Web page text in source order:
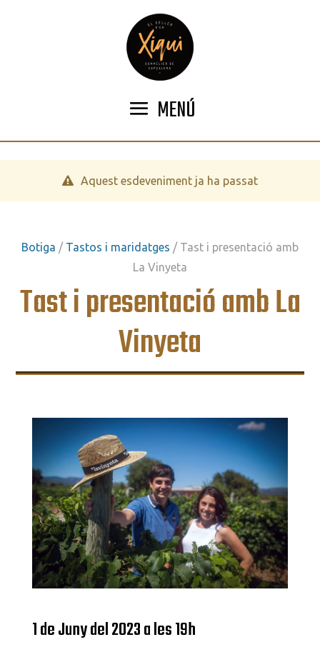
MENÚ
Aquest esdeveniment ja ha passat
Botiga / Tastos i maridatges / Tast i presentació amb
La Vinyeta
Tast i presentació amb La
Vinyeta
1 de Juny del 2023 a les 19h